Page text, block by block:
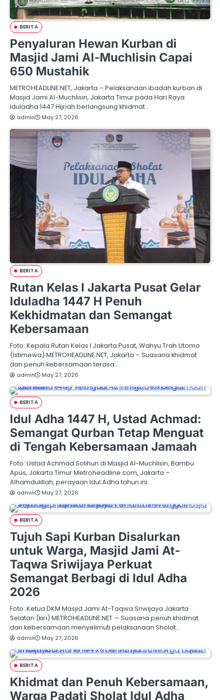
BERITA
Penyaluran Hewan Kurban di
Masjid Jami Al-Muchlisin Capai
650 Mustahik
METROHEADLINE.NET, Jakarta – Pelaksanaan ibadah kurban di
Masjid Jami Al-Muchlisin, Jakarta Timur pada Hari Raya
Iduladha 1447 Hijriah berlangsung khidmat…
admin May 27, 2026
BERITA
Rutan Kelas I Jakarta Pusat Gelar
Iduladha 1447 H Penuh
Kekhidmatan dan Semangat
Kebersamaan
Foto: Kepala Rutan Kelas I Jakarta Pusat, Wahyu Trah Utomo
(Istimewa) METROHEADLINE.NET, Jakarta – Suasana khidmat
dan penuh kebersamaan terasa…
admin May 27, 2026
BERITA
Idul Adha 1447 H, Ustad Achmad:
Semangat Qurban Tetap Menguat
di Tengah Kebersamaan Jamaah
Foto: Ustad Achmad Solihun di Masjid Al-Muchlisin, Bambu
Apus, Jakarta Timur Metroheadline.com, Jakarta –
Alhamdulillah, perayaan Idul Adha tahun ini…
admin May 27, 2026
BERITA
Tujuh Sapi Kurban Disalurkan
untuk Warga, Masjid Jami At-
Taqwa Sriwijaya Perkuat
Semangat Berbagi di Idul Adha
2026
Foto: Ketua DKM Masjid Jami At-Taqwa Sriwijaya Jakarta
Selatan (kiri) METROHEADLINE.NET — Suasana penuh khidmat
dan kebersamaan menyelimuti pelaksanaan Sholat…
admin May 27, 2026
BERITA
Khidmat dan Penuh Kebersamaan,
Warga Padati Sholat Idul Adha